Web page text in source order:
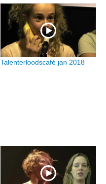
Talenterloodscafé jan 2018